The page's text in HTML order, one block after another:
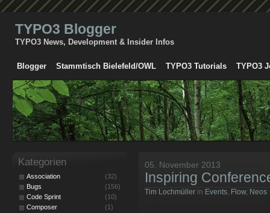
TYPO3 Blogger
TYPO3 News, Development & Insider Infos
Blogger Stammtisch Bielefeld/OWL TYPO3 Tutorials TYPO3
05. November 2013
Inspiring
Tim Lochmüller in Events, Flow, Neos
Kategorien
Association
(32)
Bugs
(156)
Code Sprint
(10)
Composer
(1)